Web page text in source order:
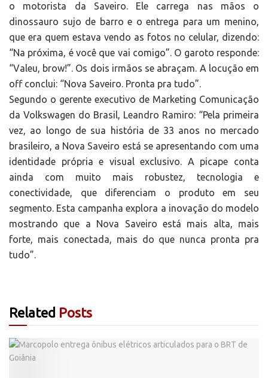
o motorista da Saveiro. Ele carrega nas mãos o
dinossauro sujo de barro e o entrega para um menino,
que era quem estava vendo as fotos no celular, dizendo:
“Na próxima, é você que vai comigo”. O garoto responde:
“Valeu, brow!”. Os dois irmãos se abraçam. A locução em
off conclui: “Nova Saveiro. Pronta pra tudo”.
Segundo o gerente executivo de Marketing Comunicação
da Volkswagen do Brasil, Leandro Ramiro: “Pela primeira
vez, ao longo de sua história de 33 anos no mercado
brasileiro, a Nova Saveiro está se apresentando com uma
identidade própria e visual exclusivo. A picape conta
ainda com muito mais robustez, tecnologia e
conectividade, que diferenciam o produto em seu
segmento. Esta campanha explora a inovação do modelo
mostrando que a Nova Saveiro está mais alta, mais
forte, mais conectada, mais do que nunca pronta pra
tudo”.
Related Posts